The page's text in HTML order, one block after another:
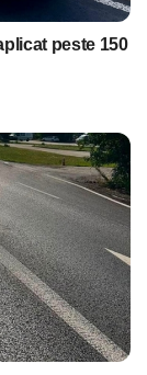
peste 150